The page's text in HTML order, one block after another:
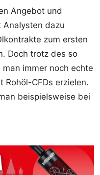
Angebot und
Analysten dazu
zum ersten
Doch trotz des so
immer noch echte
Rohöl-CFDs erzielen.
beispielsweise bei